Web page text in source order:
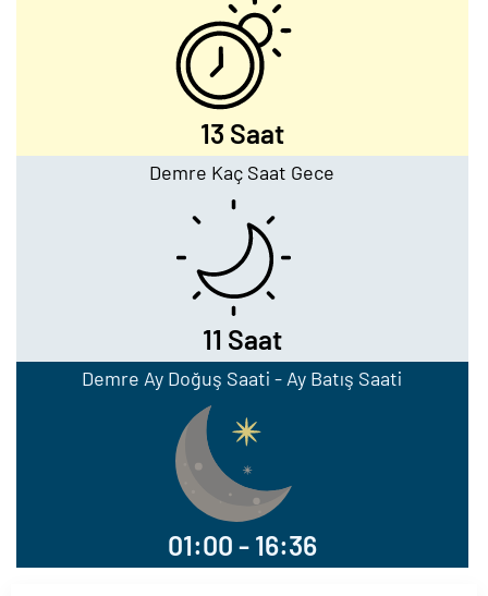
13 Saat
Demre Kaç Saat Gece
11 Saat
Demre Ay Doğuş Saati - Ay Batış Saati
01:00 - 16:36